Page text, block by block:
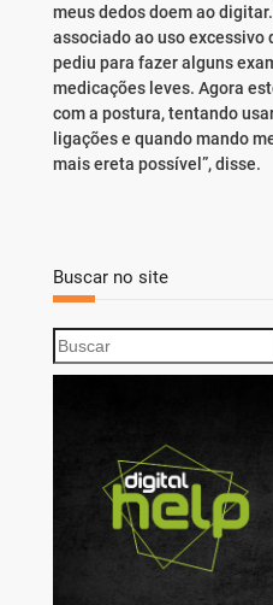
meus dedos doem ao
associado ao uso excessivo
pediu para fazer alguns
medicações leves. Agora
com a postura, tentando
ligações e quando mando
mais ereta possível”, disse.
Buscar no site
S
e